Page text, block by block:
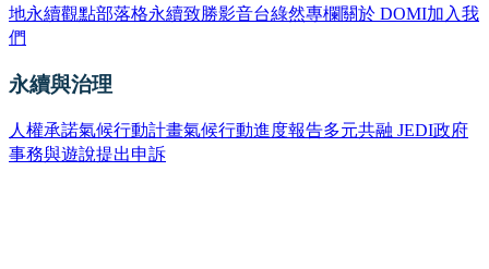
地永續觀點部落格永續致勝影音台綠然專欄關於 DOMI加入我
們
永續與治理
人權承諾氣候行動計畫氣候行動進度報告多元共融 JEDI政府
事務與遊說提出申訴